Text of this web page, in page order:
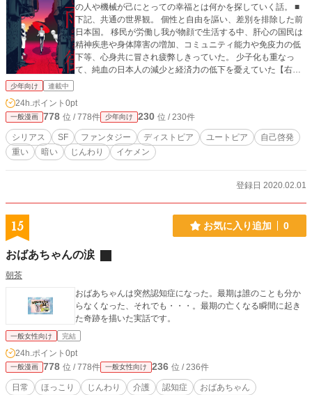
の人や機械が己にとっての幸福とは何かを探していく話。 ■
下記、共通の世界観。 個性と自由を謳い、差別を排除した前
日本国。 移民が労働し我が物顔で生活する中、肝心の国民は
精神疾患や身体障害の増加、コミュニティ能力や免疫力の低
下等、心身共に冒され疲弊しきっていた。 少子化も重なっ
て、純血の日本人の減少と経済力の低下を憂えていた【右
拒否、観光の規制。血統と健康の度合いにより第一～第九都
市へと市民を割り振り、普遍改革と名を打って産児制限を行
う。 孤立状態か、はたまた改革が功を奏したのか、 日本国の
AI技術は世界中で異色な形態として群を抜いて発達した。 他
国は労働ロボットに尽力を上げる中、日本国のロボット達は
リーズと呼ばれるものであり、日本の輸出品の9割以上を占め
た精神回路製作、諸々の実験や観察の為に某大国は日本と協
定を結び、独占製作と輸出を許可している背景がある。
少年向け 連載中
24h.ポイント 0pt
一般漫画 778 位 / 778件 少年向け 230 位 / 230件
シリアス SF ファンタジー ディストピア ユートピア
自己啓発
重い
暗い じんわり イケメン
登録日 2020.02.01
15 お気に入り追加 0
おばあちゃんの涙
朝茶
おばあちゃんは突然認知症になった。最期は誰のことも分か
らなくなった、それでも・・・。最期の亡くなる瞬間に起き
た奇跡を描いた実話です。
一般女性向け 完結
24h.ポイント 0pt
一般漫画 778 位 / 778件 一般女性向け 236 位 / 236件
日常 ほっこり じんわり 介護 認知症 おばあちゃん